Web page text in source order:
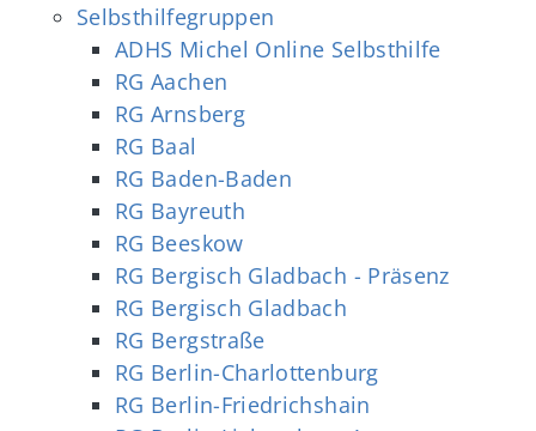
Selbsthilfegruppen
ADHS Michel Online Selbsthilfe
RG Aachen
RG Arnsberg
RG Baal
RG Baden-Baden
RG Bayreuth
RG Beeskow
RG Bergisch Gladbach - Präsenz
RG Bergisch Gladbach
RG Bergstraße
RG Berlin-Charlottenburg
RG Berlin-Friedrichshain